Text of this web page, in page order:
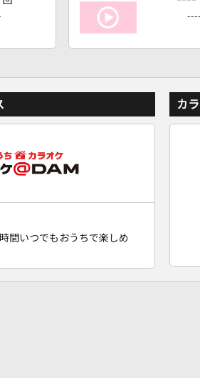
----
間いつでもおうちで楽しめ
カ